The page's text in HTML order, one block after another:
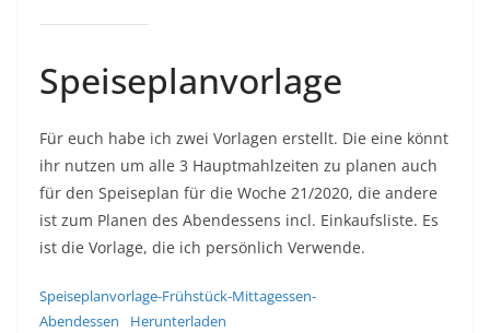
Speiseplanvorlage
Für euch habe ich zwei Vorlagen erstellt. Die eine könnt
ihr nutzen um alle 3 Hauptmahlzeiten zu planen auch
für den Speiseplan für die Woche 21/2020, die andere
ist zum Planen des Abendessens incl. Einkaufsliste. Es
ist die Vorlage, die ich persönlich Verwende.
Speiseplanvorlage-Frühstück-Mittagessen-
Abendessen
Herunterladen